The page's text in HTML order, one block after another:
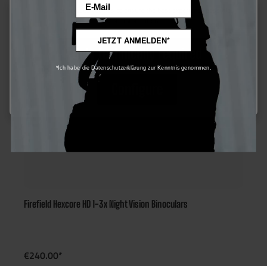
Firefield Hexcore HD 1-3x Night Vision Binoculars
€240.00*
This website uses cookies to ensure the best experience possible.
More information...
Only technically required
JETZT ANMELDEN*
*Ich habe die Datenschutzerklärung zur Kenntnis genommen.